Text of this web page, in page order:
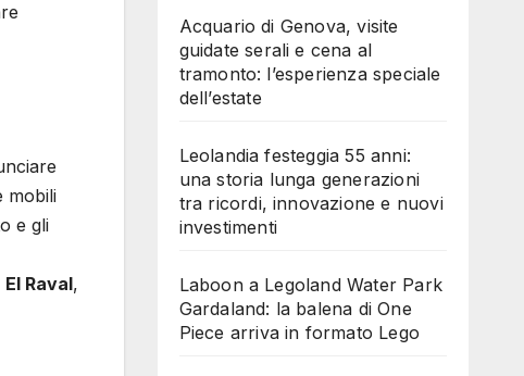
mobili
e gli
El Raval,
Acquario di Genova, visite
guidate serali e cena al
tramonto: l’esperienza speciale
dell’estate
Leolandia festeggia 55 anni:
una storia lunga generazioni
tra ricordi, innovazione e nuovi
investimenti
Laboon a Legoland Water Park
Gardaland: la balena di One
Piece arriva in formato Lego